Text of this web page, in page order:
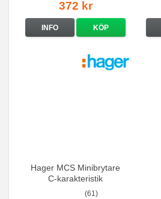
372 kr
INFO KÖP
Hager MCS Minibrytare
C-karakteristik
QuickConnect
(61)